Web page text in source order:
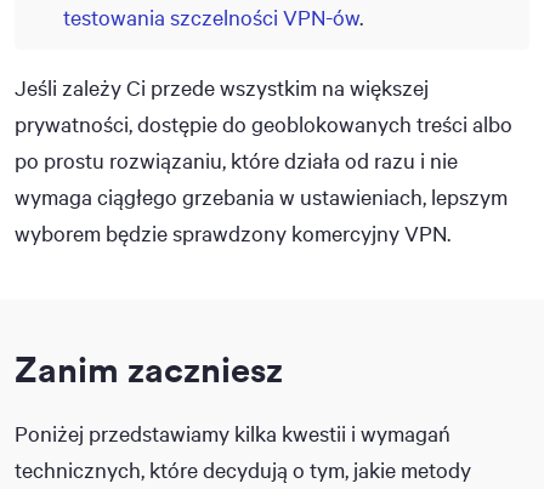
testowania szczelności VPN-ów.
Jeśli zależy Ci przede wszystkim na większej
prywatności, dostępie do geoblokowanych treści albo
po prostu rozwiązaniu, które działa od razu i nie
wymaga ciągłego grzebania w ustawieniach, lepszym
wyborem będzie sprawdzony komercyjny VPN.
Zanim zaczniesz
Poniżej przedstawiamy kilka kwestii i wymagań
technicznych, które decydują o tym, jakie metody